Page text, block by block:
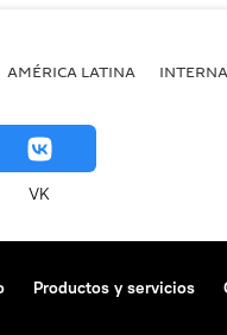
AMÉRICA LATINA
VK
Productos y servicios